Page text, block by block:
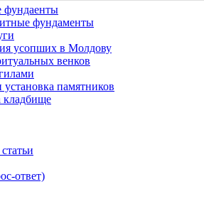
фундаенты
фундаменты
усопших в Молдову
венков
установка памятников
ответ)